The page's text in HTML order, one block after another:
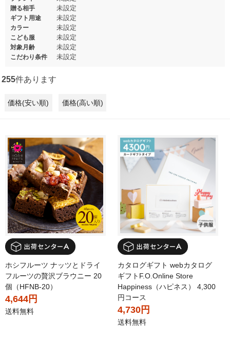
贈る相手 未設定
ギフト用途 未設定
カラー 未設定
こども服 未設定
対象月齢 未設定
こだわり条件 未設定
255件あります
価格(安い順) 価格(高い順)
ホシフルーツ ナッツとドライ
フルーツの贅沢ブラウニー 20
個（HFNB-20）
4,644円
送料無料
カタログギフト webカタログ
ギフトF.O.Online Store
Happiness（ハピネス） 4,300
円コース
4,730円
送料無料